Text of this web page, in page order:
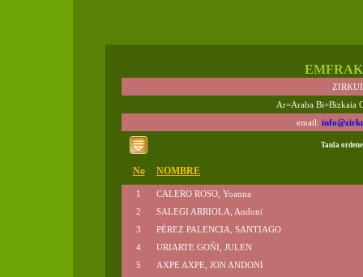
Ar=Araba Bi=Bizkaia
email:
Taula
No NOMBRE
1
CALERO ROSO, Yoanna
2
SALEGI ARRIOLA, Andoni
3
PÉREZ PALENCIA, SANTIAGO
4
URIARTE GOÑI, JULEN
5
AXPE AXPE, JON ANDONI